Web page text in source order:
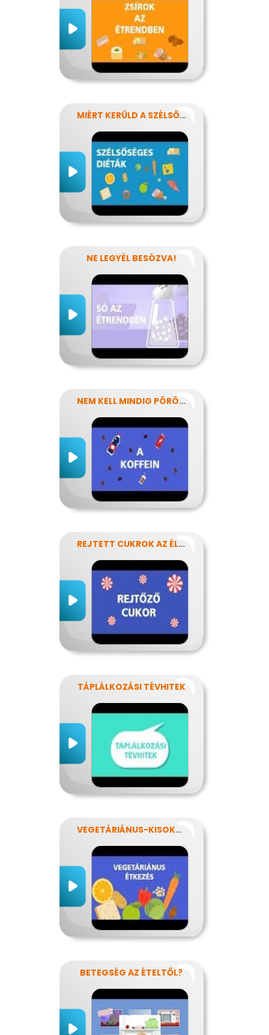
MIÉRT KERÜLD A SZÉLSŐSÉGES DIÉTÁKAT?
NE LEGYÉL BESÓZVA!
NEM KELL MINDIG PÖRÖGNI
REJTETT CUKROK AZ ÉLELMISZEREINKBEN
TÁPLÁLKOZÁSI TÉVHITEK
VEGETÁRIÁNUS-KISOKOS
BETEGSÉG AZ ÉTELTŐL?